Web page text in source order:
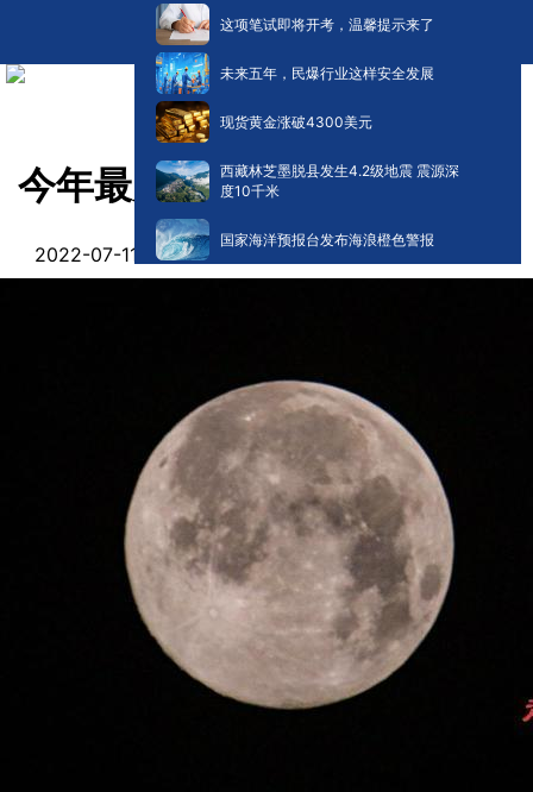
这项笔试即将开考，温馨提示来了
未来五年，民爆行业这样安全发展
现货黄金涨破4300美元
西藏林芝墨脱县发生4.2级地震 震源深
度10千米
国家海洋预报台发布海浪橙色警报
今年最大超级月亮将上演！
2022-07-11 11:35阅读:0